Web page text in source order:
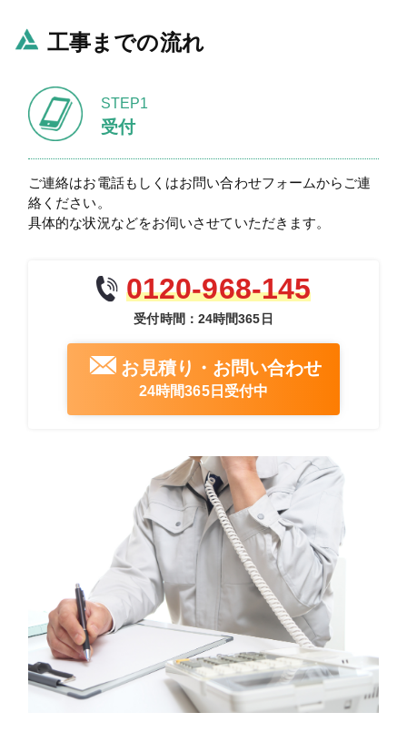
工事までの流れ
受付
STEP1
ご連絡はお電話もしくはお問い合わせフォームからご連
絡ください。
具体的な状況などをお伺いさせていただきます。
0120-968-145
受付時間：24時間365日
お見積り・お問い合わせ
24時間365日受付中